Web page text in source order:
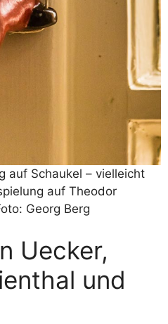
auf Schaukel – vielleicht
auf Theodor
Georg Berg
Uecker,
und